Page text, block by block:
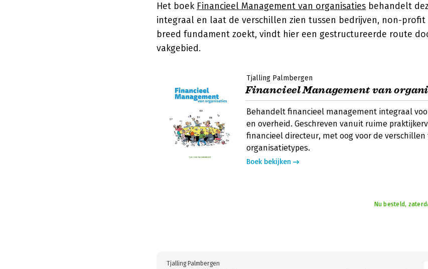
Het boek Financieel Management van organisaties behandelt
integraal en laat de verschillen zien tussen bedrijven, non-profit
breed fundament zoekt, vindt hier een gestructureerde route
vakgebied.
Tjalling Palmbergen
Financieel Management van
Behandelt financieel management integraal
en overheid. Geschreven vanuit ruime
financieel directeur, met oog voor de verschillen
organisatietypes.
Boek bekijken
Nu besteld,
Tjalling Palmbergen